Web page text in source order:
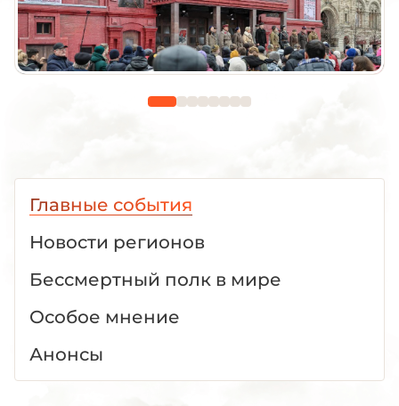
Главные события
Новости регионов
Бессмертный полк в мире
Особое мнение
Анонсы